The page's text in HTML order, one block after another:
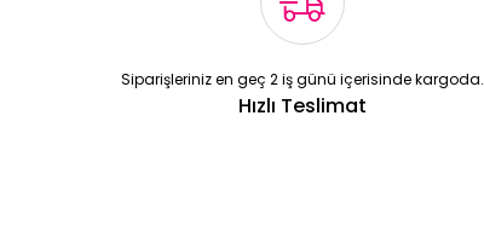
Siparişleriniz en geç 2 iş günü içerisinde kargoda.
Hızlı Teslimat